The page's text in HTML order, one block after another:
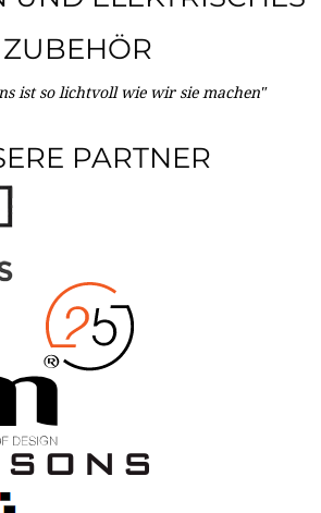
ZUBEHÖR
ist so lichtvoll wie wir sie machen"
PARTNER